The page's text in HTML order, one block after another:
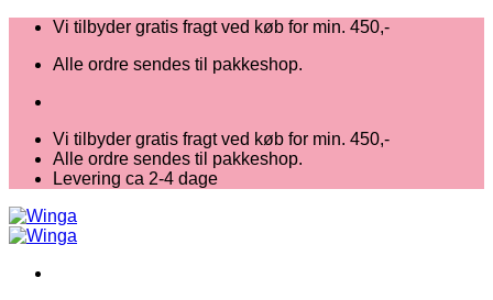
Fortsæt
indhold
Vi tilbyder gratis fragt ved køb for min. 450,-
Alle ordre sendes til pakkeshop.
Vi tilbyder gratis fragt ved køb for min. 450,-
Alle ordre sendes til pakkeshop.
Levering ca 2-4 dage